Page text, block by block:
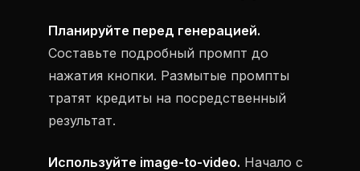
Планируйте перед генерацией.
Составьте подробный промпт до
нажатия кнопки. Размытые промпты
тратят кредиты на посредственный
результат.
Используйте image-to-video. Начало с